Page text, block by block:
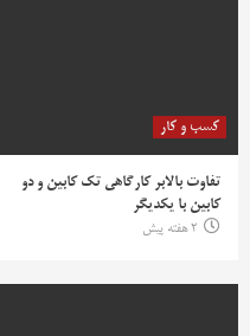
کسب و کار
تفاوت بالابر کارگاهی تک کابین و دو
کابین با یکدیگر
2 هفته پیش